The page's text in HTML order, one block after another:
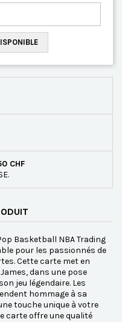
CHF
Basketball NBA Trading
pour les passionnés de
Cette carte met en
dans une pose
jeu légendaire. Les
hommage à sa
touche unique à votre
carte offre une qualité